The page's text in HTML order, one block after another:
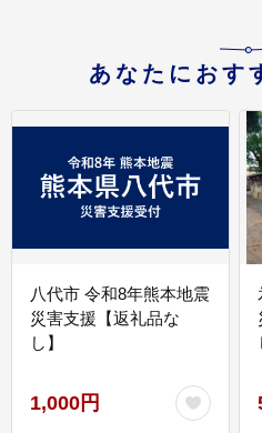
あなたにおす
八代市 令和8年熊本地震
災害支援【返礼品な
し】
1,000円